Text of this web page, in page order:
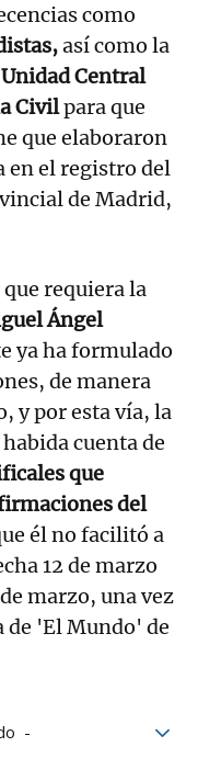
como
así como la
Central
Civilpara que
que elaboraron
en el registro del
de Madrid,
requiera la
Ángel
ya ha formulado
de manera
y por esta vía, la
cuenta de
que
del
él no facilitó a
12 de marzo
marzo, una vez
de 'El Mundo' de